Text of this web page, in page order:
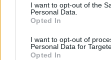
I want to opt-out of the
Personal Data.
Opted In
I want to opt-out of
Personal Data for
Opted In
Πώς ένας άντρας μπορεί